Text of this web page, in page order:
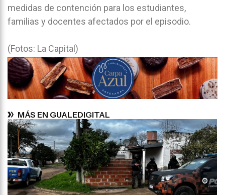
medidas de contención para los estudiantes,
familias y docentes afectados por el episodio.
(Fotos: La Capital)
MÁS EN GUALEDIGITAL